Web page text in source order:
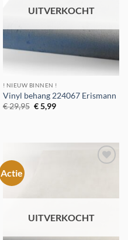
UITVERKOCHT
! NIEUW BINNEN !
Vinyl behang 224067 Erismann
€29,95 Oorspronkelijke
prijs
€5,99Huidige
Actie
UITVERKOCHT